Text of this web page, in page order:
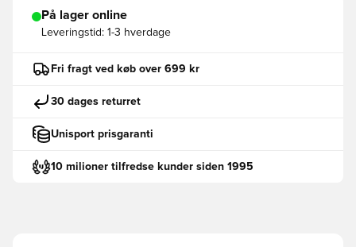
På lager online
Leveringstid: 1-3 hverdage
Fri fragt ved køb over 699 kr
30 dages returret
Unisport prisgaranti
10 milioner tilfredse kunder siden 1995